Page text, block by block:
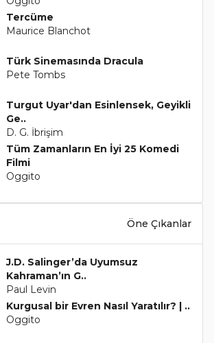
Tercüme
Maurice Blanchot
Türk Sinemasında Dracula
Pete Tombs
Turgut Uyar'dan Esinlensek, Geyikli
Ge..
D. G. İbrişim
Tüm Zamanların En İyi 25 Komedi
Filmi
Oggito
Öne Çıkanlar
J.D. Salinger’da Uyumsuz
Kahraman’ın G..
Paul Levin
Kurgusal bir Evren Nasıl Yaratılır? | ..
Oggito